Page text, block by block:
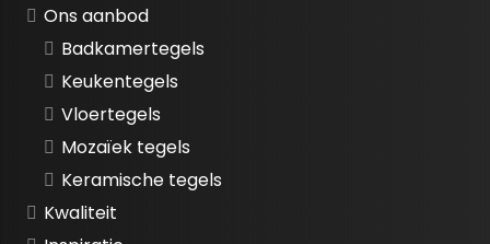
Ons aanbod
Badkamertegels
Keukentegels
Vloertegels
Mozaïek tegels
Keramische tegels
Kwaliteit